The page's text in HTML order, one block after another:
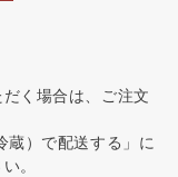
く場合は、ご注文
蔵）で配送する」に
。